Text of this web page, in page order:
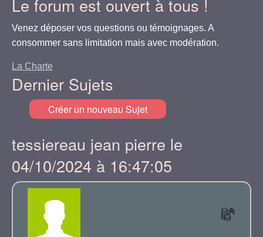
Le forum est ouvert à tous !
Venez déposer vos questions ou témoignages. A
consommer sans limitation mais avec modération.
La Charte
Dernier Sujets
Créer un nouveau Sujet
tessiereau jean pierre le
04/10/2024 à 16:47:05